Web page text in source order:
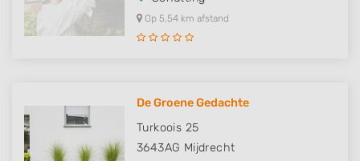
Op 5,54 km afstand
De Groene Gedachte
Turkoois 25
3643AG Mijdrecht